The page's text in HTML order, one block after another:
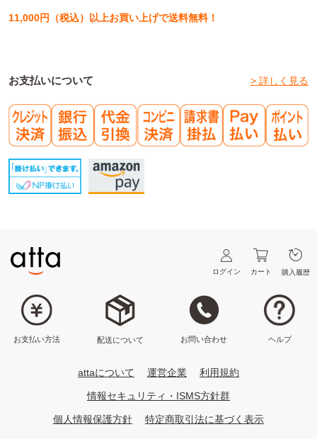
11,000円（税込）以上お買い上げで送料無料！
お支払いについて > 詳しく見る
ログイン カート 購入履歴
お支払い方法 配送について お問い合わせ ヘルプ
attaについて 運営企業 利用規約
情報セキュリティ・ISMS方針群
個人情報保護方針 特定商取引法に基づく表示